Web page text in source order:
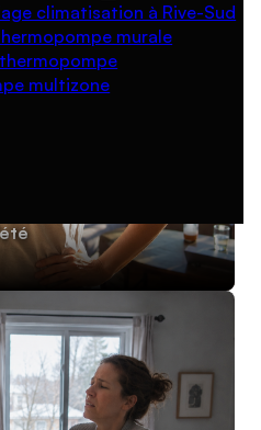
climatisation à Rive-Sud
murale
multizone